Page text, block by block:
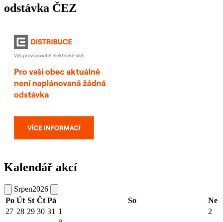
odstávka ČEZ
Kalendář akcí
Srpen2026
Po Út St Čt Pá So
Ne
27 28 29 30 31 1 2